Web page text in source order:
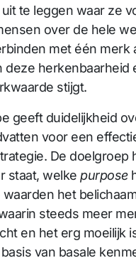
te leggen waar ze
over de hele
met één merk
deze herkenbaarheid
stijgt.
geeft duidelijkheid
voor een
De doelgroep
staat, welke purpose
het
steeds meer
en het erg moeilijk
van basale